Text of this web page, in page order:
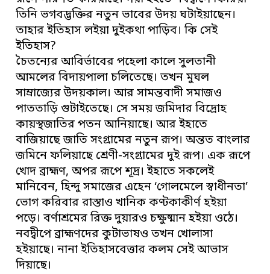
তিনি ভগবদ্ভক্তির নতুন ভাবের উদয় ঘটাইয়াছেন।
তাহার ইতিহাস লইয়া দুইকথা পাড়িব। কি সেই
ইতিহাস?
চৈতন্যের আবির্ভাবের পহেলা কালে সুলতানী
আমলের বিদায়পালা চলিতেছে। তখন মুঘল
সাম্রাজ্যের উদয়কাল। আর সামন্তবাদী সমাজও
পাততাড়ি গুটাইতেছে। সে সময় জমিদার বিদ্রোহ
কায়স্থজাতির পতন আনিয়াছে। আর ইহাতে
বাজিয়াছে জাতি সংগ্রামের নতুন রূপ। অন্তত বাংলার
জমিনে ফলিয়াছে শ্রেণী-সংগ্রামের দুই রূপ। এক রূপে
খোদ ব্রাহ্মণ, অপর রূপে শূদ্র। ইহাতে সকলেই
মানিবেন, হিন্দু সমাজের এহেন ‘গোলমেলে স্বাধীনতা’
ভোগ করিবার রাস্তাও খানিক কণ্টকাকীর্ণ হইয়া
পড়ে। বর্ণাশ্রমের রিক্ত দুয়ারও চক্ষুষ্মান হইয়া ওঠে।
নবদ্বীপে ব্রাহ্মণদের কুটাভাষও তখন খোলাসা
হইয়াছে। নানা ইতিহাসবেত্তার কলম সেই আভাস
দিয়াছে।